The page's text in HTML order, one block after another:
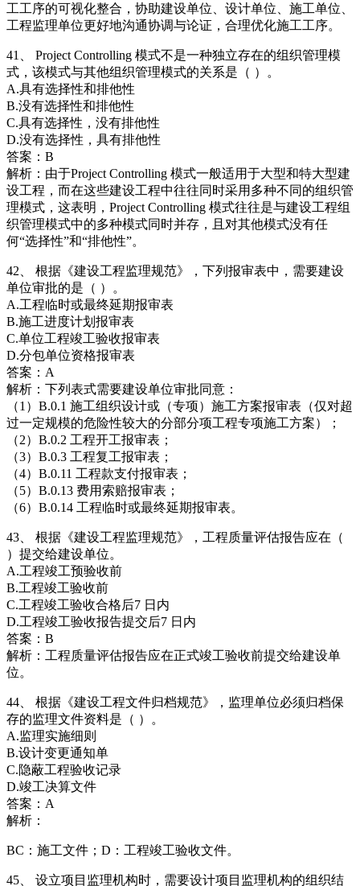
工工序的可视化整合，协助建设单位、设计单位、施工单位、
工程监理单位更好地沟通协调与论证，合理优化施工工序。
41、 Project Controlling 模式不是一种独立存在的组织管理模
式，该模式与其他组织管理模式的关系是（ ）。
A.具有选择性和排他性
B.没有选择性和排他性
C.具有选择性，没有排他性
D.没有选择性，具有排他性
答案：B
解析：由于Project Controlling 模式一般适用于大型和特大型建
设工程，而在这些建设工程中往往同时采用多种不同的组织管
理模式，这表明，Project Controlling 模式往往是与建设工程组
织管理模式中的多种模式同时并存，且对其他模式没有任
何“选择性”和“排他性”。
42、 根据《建设工程监理规范》，下列报审表中，需要建设
单位审批的是（ ）。
A.工程临时或最终延期报审表
B.施工进度计划报审表
C.单位工程竣工验收报审表
D.分包单位资格报审表
答案：A
解析：下列表式需要建设单位审批同意：
（1）B.0.1 施工组织设计或（专项）施工方案报审表（仅对超
过一定规模的危险性较大的分部分项工程专项施工方案）；
（2）B.0.2 工程开工报审表；
（3）B.0.3 工程复工报审表；
（4）B.0.11 工程款支付报审表；
（5）B.0.13 费用索赔报审表；
（6）B.0.14 工程临时或最终延期报审表。
43、 根据《建设工程监理规范》，工程质量评估报告应在（
）提交给建设单位。
A.工程竣工预验收前
B.工程竣工验收前
C.工程竣工验收合格后7 日内
D.工程竣工验收报告提交后7 日内
答案：B
解析：工程质量评估报告应在正式竣工验收前提交给建设单
位。
44、 根据《建设工程文件归档规范》，监理单位必须归档保
存的监理文件资料是（ ）。
A.监理实施细则
B.设计变更通知单
C.隐蔽工程验收记录
D.竣工决算文件
答案：A
解析：
BC：施工文件；D：工程竣工验收文件。
45、 设立项目监理机构时，需要设计项目监理机构的组织结